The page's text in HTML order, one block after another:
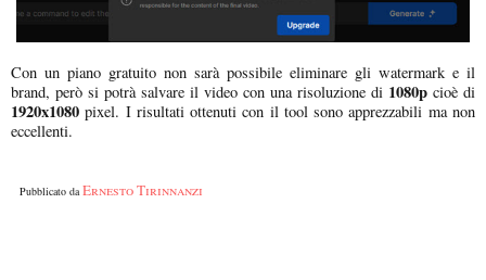
Con un piano gratuito non sarà possibile eliminare gli watermark e il
brand, però si potrà salvare il video con una risoluzione di 1080p cioè di
1920x1080 pixel. I risultati ottenuti con il tool sono apprezzabili ma non
eccellenti.
Pubblicato daErnesto Tirinnanzi